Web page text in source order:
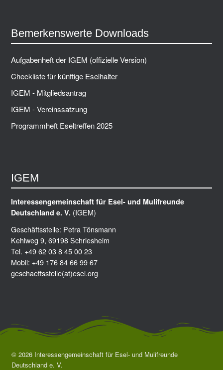
Bemerkenswerte Downloads
Aufgabenheft der IGEM (offizielle Version)
Checkliste für künftige Eselhalter
IGEM - Mitgliedsantrag
IGEM - Vereinssatzung
Programmheft Eseltreffen 2025
IGEM
Interessengemeinschaft für Esel- und Mulifreunde
Deutschland e. V. (IGEM)
Geschäftsstelle: Petra Tönsmann
Kehlweg 9, 69198 Schriesheim
Tel. +49 62 03 8 45 00 23
Mobil: +49 176 84 66 99 67
geschaeftsstelle(at)esel.org
© 2026 Interessengemeinschaft für Esel- und Mulifreunde
Deutschland e. V.